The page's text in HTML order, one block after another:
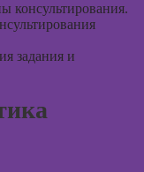
консультирования.
задания и